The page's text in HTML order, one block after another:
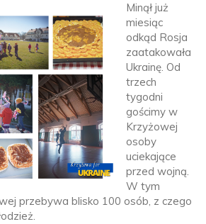
Minął już
miesiąc
odkąd Rosja
zaatakowała
Ukrainę. Od
trzech
tygodni
gościmy w
Krzyżowej
osoby
uciekające
przed wojną.
W tym
przebywa blisko 100 osób, z czego